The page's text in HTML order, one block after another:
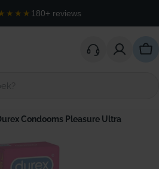
180+ reviews
Condooms Pleasure Ultra